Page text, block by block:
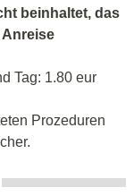
beinhaltet, das
Tag: 1.80 eur
Prozeduren